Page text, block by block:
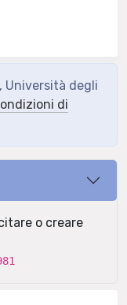
Università degli
di
o creare